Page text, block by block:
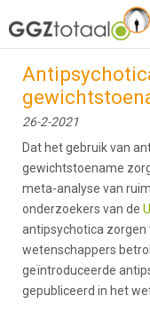
over GGZTotaal
Home
26-2-2021
Dat het gebruik van
gewichtstoename
meta-analyse van
onderzoekers van de
antipsychotica zorgen
wetenschappers
geïntroduceerde
gepubliceerd in het